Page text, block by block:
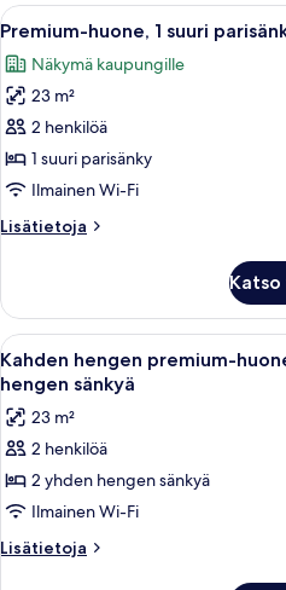
parisänky
Avaa
kaikki
huonetyypin
Premium-
huone,
1
suuri
(Panoramic
9
Premium-huone, 1 suuri
Näkymä kaupungille
23 m²
2 henkilöä
1 suuri parisänky
Ilmainen Wi-Fi
Lisätietoja
Lisätietoja
1
suuri
parisänky
(Panoramic
view)
Avaa
kaikki
huonetyypin
Kahden
hengen
premium-
huone
(kaksi
7
Kahden hengen premium-
hengen sänkyä
23 m²
2 henkilöä
2 yhden hengen sänkyä
Ilmainen Wi-Fi
Lisätietoja
Lisätietoja